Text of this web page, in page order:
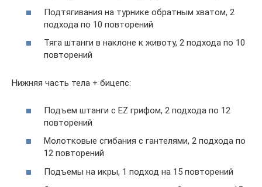
Подтягивания на турнике обратным хватом, 2
подхода по 10 повторений
Тяга штанги в наклоне к животу, 2 подхода по 10
повторений
Нижняя часть тела + бицепс:
Подъем штанги с EZ грифом, 2 подхода по 12
повторений
Молотковые сгибания с гантелями, 2 подхода по
12 повторений
Подъемы на икры, 1 подход на 15 повторений